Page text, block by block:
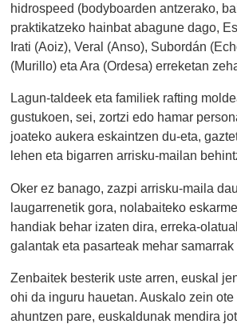
hidrospeed (bodyboarden antzerako,
praktikatzeko hainbat abagune dago,
Irati (Aoiz), Veral (Anso), Subordán
(Murillo) eta Ara (Ordesa) erreketan
Lagun-taldeek eta familiek rafting
gustukoen, sei, zortzi edo hamar
joateko aukera eskaintzen du-eta,
lehen eta bigarren arrisku-mailan
Oker ez banago, zazpi arrisku-maila
laugarrenetik gora, nolabaiteko
handiak behar izaten dira, erreka-
galantak eta pasarteak mehar samarrak
Zenbaitek besterik uste arren, euskal
ohi da inguru hauetan. Auskalo zein
ahuntzen pare, euskaldunak mendira